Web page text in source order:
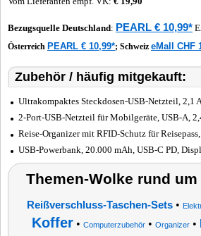
Bezugsquelle Deutschland: PEARL € 10,99*
Österreich PEARL € 10,99*; Schweiz eMall CHF
Zubehör / häufig mitgekauft:
Ultrakompaktes Steckdosen-USB-Netzteil, 2,1
2-Port-USB-Netzteil für Mobilgeräte, USB-A,
Reise-Organizer mit RFID-Schutz für
USB-Powerbank, 20.000 mAh, USB-C PD,
Themen-Wolke rund
Reißverschluss-Taschen-Sets •
Koffer• Computerzubehör• Organizer•